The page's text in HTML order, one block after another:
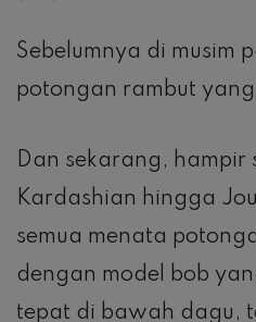
Sebelumnya di musim
potongan rambut
Dan sekarang, hampir
Kardashian hingga
semua menata
dengan model bob
tepat di bawah dagu,